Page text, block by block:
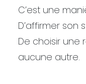
C’est une
D’affirmer son
De choisir une
aucune autre.